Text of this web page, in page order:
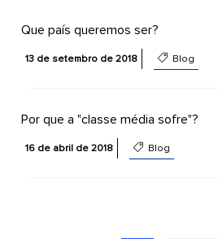
Que país queremos ser?
13 de setembro de 2018 Blog
Por que a "classe média sofre"?
16 de abril de 2018 Blog